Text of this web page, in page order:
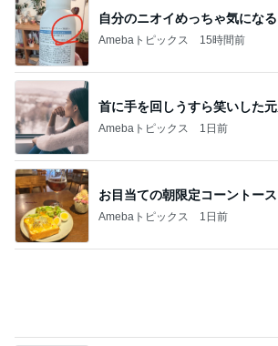
日本で1店舗だけのコメダ専門店